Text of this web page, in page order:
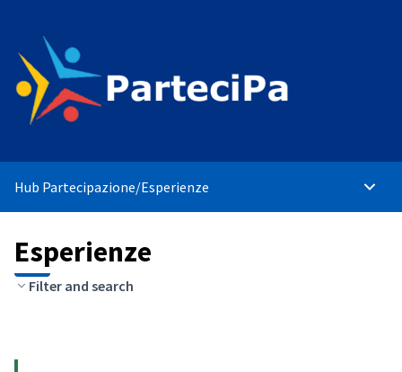
Hub Partecipazione/Esperienze
Esperienze
Filter and search